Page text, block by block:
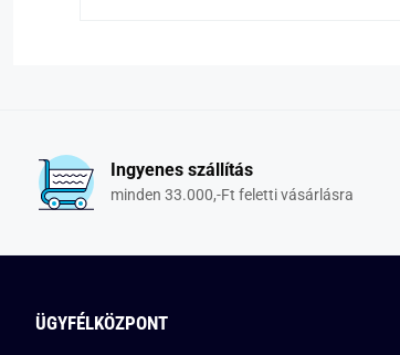
Ingyenes szállítás
minden 33.000,-Ft feletti vásárlásra
ÜGYFÉLKÖZPONT